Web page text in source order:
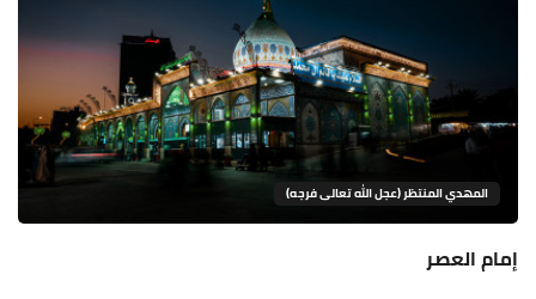
المهدي المنتظر (عجل الله تعالى فرجه)
إمام العصر